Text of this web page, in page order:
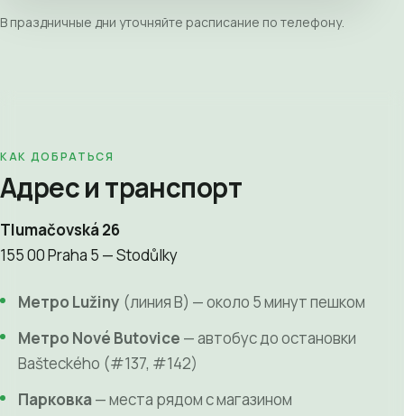
В праздничные дни уточняйте расписание по телефону.
КАК ДОБРАТЬСЯ
Адрес и транспорт
Tlumačovská 26
155 00 Praha 5 — Stodůlky
Метро Lužiny (линия B) — около 5 минут пешком
Метро Nové Butovice — автобус до остановки
Bašteckého (#137, #142)
Парковка — места рядом с магазином